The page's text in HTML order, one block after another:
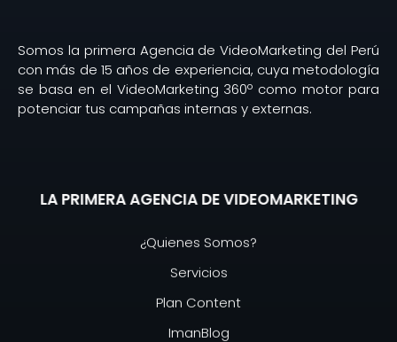
Somos la primera Agencia de VideoMarketing del Perú
con más de 15 años de experiencia, cuya metodología
se basa en el VideoMarketing 360º como motor para
potenciar tus campañas internas y externas.
LA PRIMERA AGENCIA DE VIDEOMARKETING
¿Quienes Somos?
Servicios
Plan Content
ImanBlog